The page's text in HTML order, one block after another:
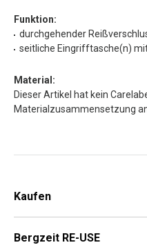
Funktion:
durchgehender
seitliche Eingrifftasche(n)
Material:
Dieser Artikel hat kein
Materialzusammensetzung
Kaufen
Bergzeit RE-USE